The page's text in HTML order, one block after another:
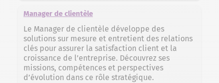
Manager de clientèle
Le Manager de clientèle développe des
solutions sur mesure et entretient des relations
clés pour assurer la satisfaction client et la
croissance de l’entreprise. Découvrez ses
missions, compétences et perspectives
d’évolution dans ce rôle stratégique.